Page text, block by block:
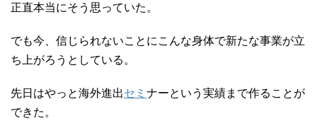
正直本当にそう思っていた。
でも今、信じられないことにこんな身体で新たな事業が立
ち上がろうとしている。
先日はやっと海外進出セミ ナーという実績まで作ることが
できた。